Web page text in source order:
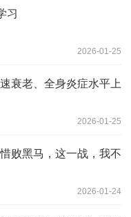
习
2026-01-25
衰老、全身炎症水平上
2026-01-25
败黑马，这一战，我不
2026-01-24